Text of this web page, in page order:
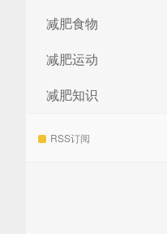
减肥食物
减肥运动
减肥知识
RSS订阅